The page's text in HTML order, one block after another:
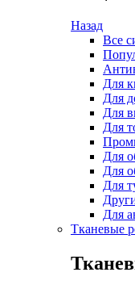
Назад
Все
Для
Для
Для
Для
Для
Для
Для
Для
Тканевые